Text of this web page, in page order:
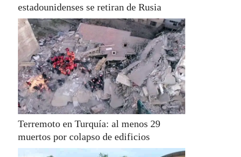
estadounidenses se retiran de Rusia
Terremoto en Turquía: al menos 29
muertos por colapso de edificios